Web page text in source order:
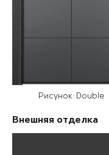
Рисунок: Double
Внешняя отделка